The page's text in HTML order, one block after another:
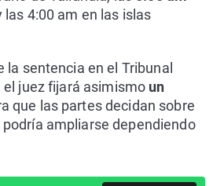
las 4:00 am en las islas
la sentencia en el Tribunal
el juez fijará asimismo un
que las partes decidan sobre
podría ampliarse dependiendo